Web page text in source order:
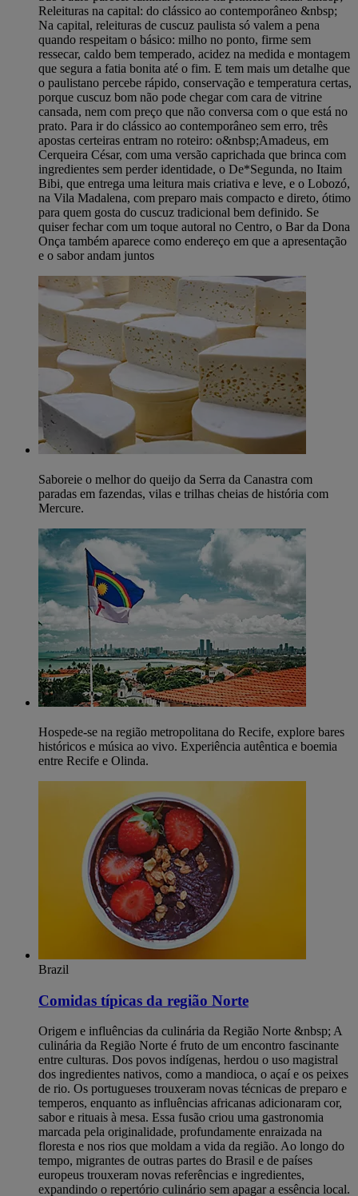
Releituras na capital: do clássico ao contemporâneo &nbsp;
Na capital, releituras de cuscuz paulista só valem a pena
quando respeitam o básico: milho no ponto, firme sem
ressecar, caldo bem temperado, acidez na medida e montagem
que segura a fatia bonita até o fim. E tem mais um detalhe que
o paulistano percebe rápido, conservação e temperatura certas,
porque cuscuz bom não pode chegar com cara de vitrine
cansada, nem com preço que não conversa com o que está no
prato. Para ir do clássico ao contemporâneo sem erro, três
apostas certeiras entram no roteiro: o&nbsp;Amadeus, em
Cerqueira César, com uma versão caprichada que brinca com
ingredientes sem perder identidade, o De*Segunda, no Itaim
Bibi, que entrega uma leitura mais criativa e leve, e o Lobozó,
na Vila Madalena, com preparo mais compacto e direto, ótimo
para quem gosta do cuscuz tradicional bem definido. Se
quiser fechar com um toque autoral no Centro, o Bar da Dona
Onça também aparece como endereço em que a apresentação
e o sabor andam juntos
Saboreie o melhor do queijo da Serra da Canastra com
paradas em fazendas, vilas e trilhas cheias de história com
Mercure.
Hospede-se na região metropolitana do Recife, explore bares
históricos e música ao vivo. Experiência autêntica e boemia
entre Recife e Olinda.
Brazil
Comidas típicas da região Norte
Origem e influências da culinária da Região Norte &nbsp; A
culinária da Região Norte é fruto de um encontro fascinante
entre culturas. Dos povos indígenas, herdou o uso magistral
dos ingredientes nativos, como a mandioca, o açaí e os peixes
de rio. Os portugueses trouxeram novas técnicas de preparo e
temperos, enquanto as influências africanas adicionaram cor,
sabor e rituais à mesa. Essa fusão criou uma gastronomia
marcada pela originalidade, profundamente enraizada na
floresta e nos rios que moldam a vida da região. Ao longo do
tempo, migrantes de outras partes do Brasil e de países
europeus trouxeram novas referências e ingredientes,
expandindo o repertório culinário sem apagar a essência local.